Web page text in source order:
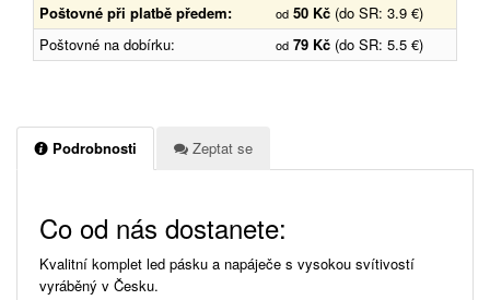
Poštovné při platbě předem: od 50 Kč (do SR: 3.9 €)
Poštovné na dobírku:
od 79 Kč (do SR: 5.5 €)
Podrobnosti Zeptat se
Co od nás dostanete:
Kvalitní komplet led pásku a napáječe s vysokou svítivostí
vyráběný v Česku.